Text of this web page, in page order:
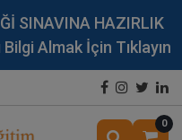
SINAVINA HAZIRLIK
Almak İçin Tıklayın
0